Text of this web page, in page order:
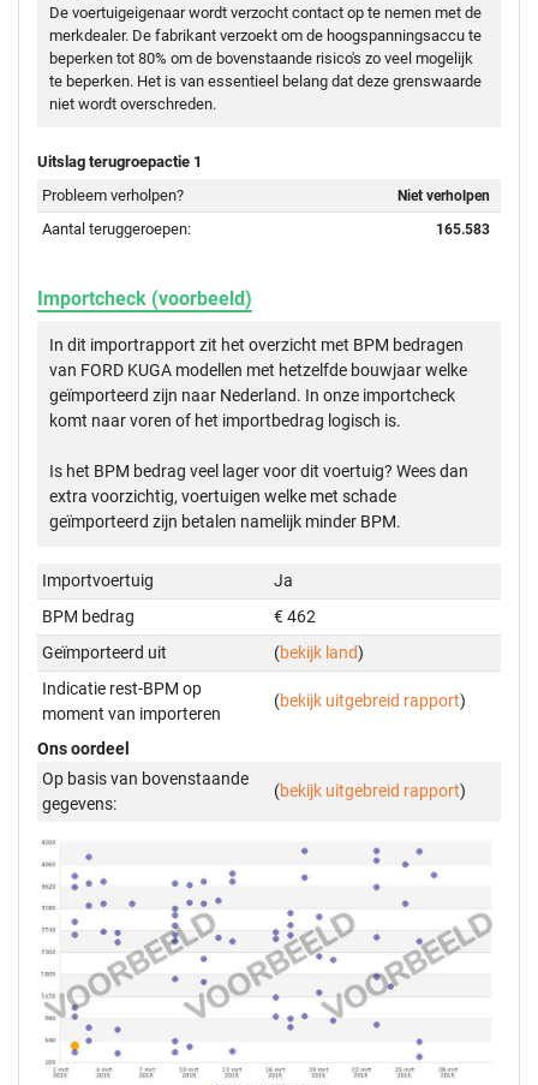
De voertuigeigenaar wordt verzocht contact op te nemen met de
merkdealer. De fabrikant verzoekt om de hoogspanningsaccu te
beperken tot 80% om de bovenstaande risico's zo veel mogelijk
te beperken. Het is van essentieel belang dat deze grenswaarde
niet wordt overschreden.
Uitslag terugroepactie 1
Probleem verholpen?
Niet verholpen
Aantal teruggeroepen: 165.583
Importcheck (voorbeeld)
In dit importrapport zit het overzicht met BPM bedragen
van FORD KUGA modellen met hetzelfde bouwjaar welke
geïmporteerd zijn naar Nederland. In onze importcheck
komt naar voren of het importbedrag logisch is.
Is het BPM bedrag veel lager voor dit voertuig? Wees dan
extra voorzichtig, voertuigen welke met schade
geïmporteerd zijn betalen namelijk minder BPM.
Importvoertuig
Ja
BPM bedrag
€ 462
Geïmporteerd uit
(bekijk land)
Indicatie rest-BPM op
moment van importeren
(bekijk uitgebreid rapport)
Ons oordeel
Op basis van bovenstaande
gegevens:
(bekijk uitgebreid rapport)